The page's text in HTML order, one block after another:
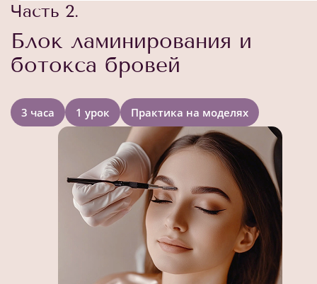
Часть 2.
Блок ламинирования и
ботокса бровей
3 часа 1 урок Практика на моделях